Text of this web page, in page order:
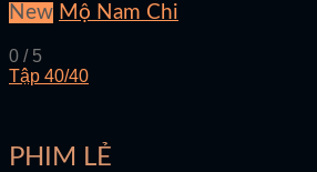
New Mộ Nam Chi
0 / 5
Tập 40/40
PHIM LẺ